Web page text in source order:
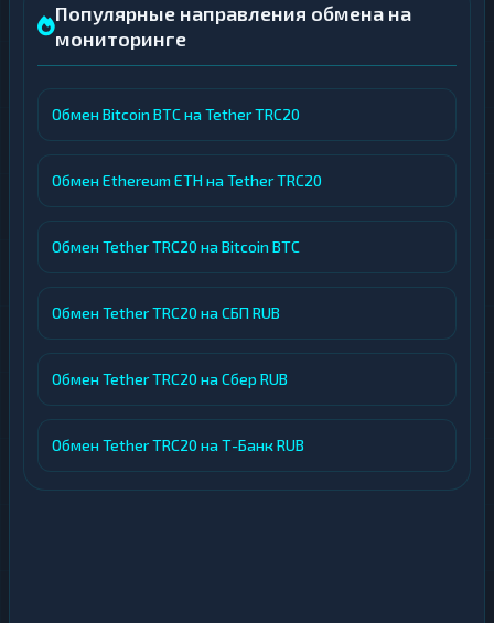
Популярные направления обмена на
мониторинге
Обмен Bitcoin BTC на Tether TRC20
Обмен Ethereum ETH на Tether TRC20
Обмен Tether TRC20 на Bitcoin BTC
Обмен Tether TRC20 на СБП RUB
Обмен Tether TRC20 на Сбер RUB
Обмен Tether TRC20 на Т-Банк RUB